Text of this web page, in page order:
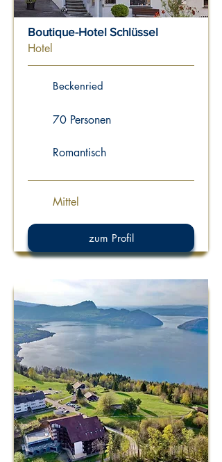
Boutique-Hotel Schlüssel
Hotel
Beckenried
70 Personen
Romantisch
Mittel
zum Profil